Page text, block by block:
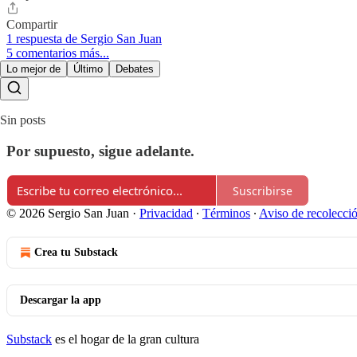
Compartir
1 respuesta de Sergio San Juan
5 comentarios más...
Lo mejor de Último Debates
Sin posts
Por supuesto, sigue adelante.
Suscribirse
© 2026 Sergio San Juan · Privacidad ∙ Términos ∙ Aviso de
Crea tu Substack
Descargar la app
Substack es el hogar de la gran cultura